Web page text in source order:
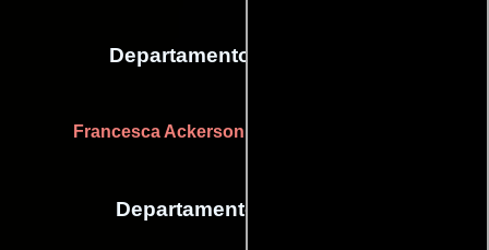
Departamento de vestuario
Francesca Ackerson
Departamento de editorial